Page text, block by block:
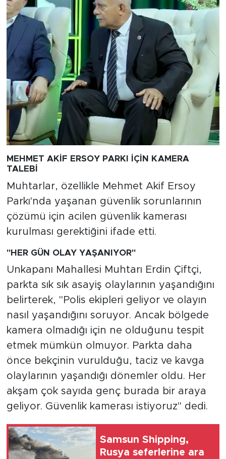
MEHMET AKİF ERSOY PARKI İÇİN KAMERA
TALEBİ
Muhtarlar, özellikle Mehmet Akif Ersoy
Parkı'nda yaşanan güvenlik sorunlarının
çözümü için acilen güvenlik kamerası
kurulması gerektiğini ifade etti.
"HER GÜN OLAY YAŞANIYOR"
Unkapanı Mahallesi Muhtarı Erdin Çiftçi,
parkta sık sık asayiş olaylarının yaşandığını
belirterek, "Polis ekipleri geliyor ve olayın
nasıl yaşandığını soruyor. Ancak bölgede
kamera olmadığı için ne olduğunu tespit
etmek mümkün olmuyor. Parkta daha
önce bekçinin vurulduğu, taciz ve kavga
olaylarının yaşandığı dönemler oldu. Her
akşam çok sayıda genç burada bir araya
geliyor. Güvenlik kamerası istiyoruz" dedi.
Samsun Shipping,
Rusya seferlerine ara